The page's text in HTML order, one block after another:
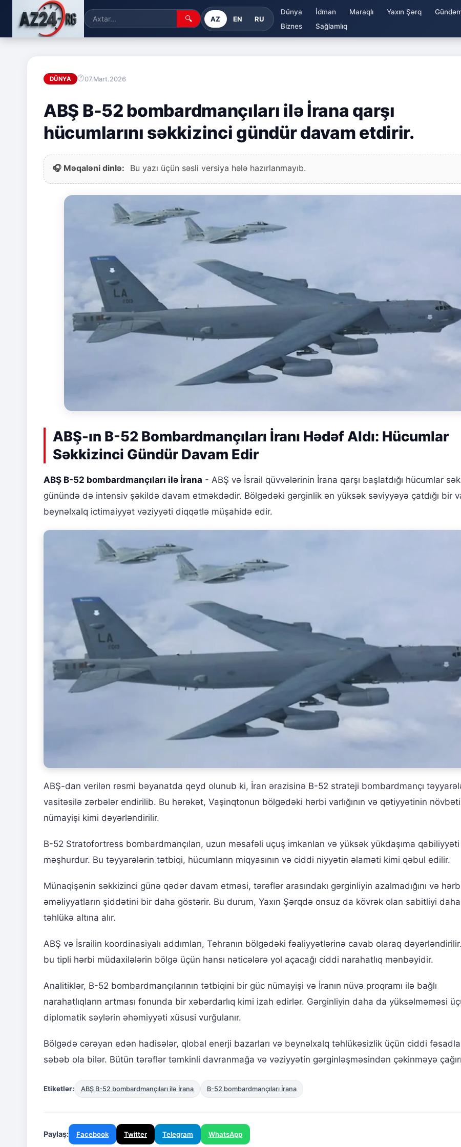
🔍 AZ EN RU
Dünya İdman Maraqlı Yaxın Şərq
Biznes
Sağlamlıq
DÜNYA 07.Mart.2026
ABŞ B-52 bombardmançıları ilə İrana qarşı
hücumlarını səkkizinci gündür davam etdirir.
🎧 Məqaləni dinlə: Bu yazı üçün səsli versiya hələ hazırlanmayıb.
ABŞ-ın B-52 Bombardmançıları İranı Hədəf Aldı: Hücumlar
Səkkizinci Gündür Davam Edir
ABŞ B-52 bombardmançıları ilə İrana - ABŞ və İsrail qüvvələrinin İrana qarşı başlatdığı hücumlar
günündə də intensiv şəkildə davam etməkdədir. Bölgədəki gərginlik ən yüksək səviyyəyə çatdığı bir
beynəlxalq ictimaiyyət vəziyyəti diqqətlə müşahidə edir.
ABŞ-dan verilən rəsmi bəyanatda qeyd olunub ki, İran ərazisinə B-52 strateji bombardmançı
vasitəsilə zərbələr endirilib. Bu hərəkət, Vaşinqtonun bölgədəki hərbi varlığının və qətiyyətinin növbəti
nümayişi kimi dəyərləndirilir.
B-52 Stratofortress bombardmançıları, uzun məsafəli uçuş imkanları və yüksək yükdaşıma qabiliyyəti
məşhurdur. Bu təyyarələrin tətbiqi, hücumların miqyasının və ciddi niyyətin əlaməti kimi qəbul edilir.
Münaqişənin səkkizinci günə qədər davam etməsi, tərəflər arasındakı gərginliyin azalmadığını və
əməliyyatların şiddətini bir daha göstərir. Bu durum, Yaxın Şərqdə onsuz da kövrək olan sabitliyi
təhlükə altına alır.
ABŞ və İsrailin koordinasiyalı addımları, Tehranın bölgədəki fəaliyyətlərinə cavab olaraq
bu tipli hərbi müdaxilələrin bölgə üçün hansı nəticələrə yol açacağı ciddi narahatlıq mənbəyidir.
Analitiklər, B-52 bombardmançılarının tətbiqini bir güc nümayişi və İranın nüvə proqramı ilə bağlı
narahatlıqların artması fonunda bir xəbərdarlıq kimi izah edirlər. Gərginliyin daha da yüksəlməməsi
diplomatik səylərin əhəmiyyəti xüsusi vurğulanır.
Bölgədə cərəyan edən hadisələr, qlobal enerji bazarları və beynəlxalq təhlükəsizlik üçün ciddi
səbəb ola bilər. Bütün tərəflər təmkinli davranmağa və vəziyyətin gərginləşməsindən çəkinməyə
Etiketlər: ABŞ B-52 bombardmançıları ilə İrana B-52 bombardmançıları İrana
Paylaş: Facebook Twitter Telegram WhatsApp